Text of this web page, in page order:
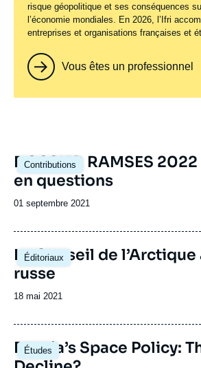
risque géopolitique et ses conséquences
l’économie mondiales. En 2026, l’Ifri
entreprises et organisations françaises et
Vous êtes un professionnel
Contributions
Image
principale
DOSSIER RAMSES
en questions
Date
publication
01 septembre 2021
Éditoriaux
Le Conseil de l’Arctique
russe
Date
publication
18 mai 2021
Études
Image
principale
Russia’s Space Policy: